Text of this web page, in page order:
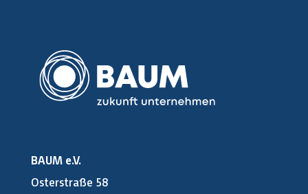
BAUM e.V.
Osterstraße 58